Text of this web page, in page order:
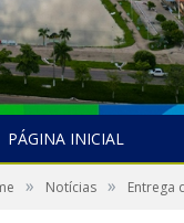
PÁGINA INICIAL
» Notícias » Entrega